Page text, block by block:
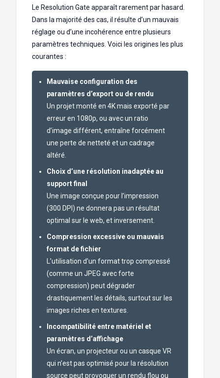
Le Resolution Gate apparaît rarement par hasard.
Dans la majorité des cas, il résulte d’un mauvais
réglage ou d’une incohérence entre plusieurs
paramètres techniques. Voici les origines les plus
courantes :
Mauvaise configuration des
paramètres d’export ou de rendu
Un projet monté en 4K mais exporté par
erreur en 1080p, ou avec un ratio
d’image différent, entraîne forcément
une perte de netteté et un cadrage
altéré.
Choix d’une résolution inadaptée au
support final
Une image conçue pour l’impression
(300 DPI) ne donnera pas un résultat
optimal sur le web, et inversement.
Compression excessive ou mauvais
format de fichier
L’utilisation d’un format trop compressé
(comme un JPEG avec forte
compression) peut dégrader
drastiquement les détails, surtout sur les
images riches en textures.
Incompatibilité entre matériel et
paramètres d’affichage
Un écran, un projecteur ou un casque VR
qui n’est pas optimisé pour la résolution
source peut provoquer un rendu flou ou